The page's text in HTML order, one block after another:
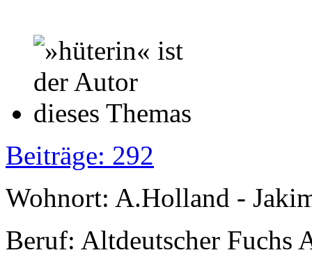
Beiträge: 292
Wohnort: A.Holland -
Beruf: Altdeutscher Fuchs